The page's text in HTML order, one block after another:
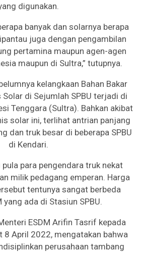
digunakan.
banyak dan solarnya berapa
juga dengan pengambilan
pertamina maupun agen-agen
maupun di Sultra,” tutupnya.
kelangkaan Bahan Bakar
Solar di Sejumlah SPBU terjadi di
Tenggara (Sultra). Bahkan akibat
solar ini, terlihat antrian panjang
dan truk besar di beberapa SPBU
di Kendari.
para pengendara truk nekat
milik pedagang emperan. Harga
tentunya sangat berbeda
yang ada di Stasiun SPBU.
ESDM Arifin Tasrif kepada
8 April 2022, mengatakan bahwa
perusahaan tambang